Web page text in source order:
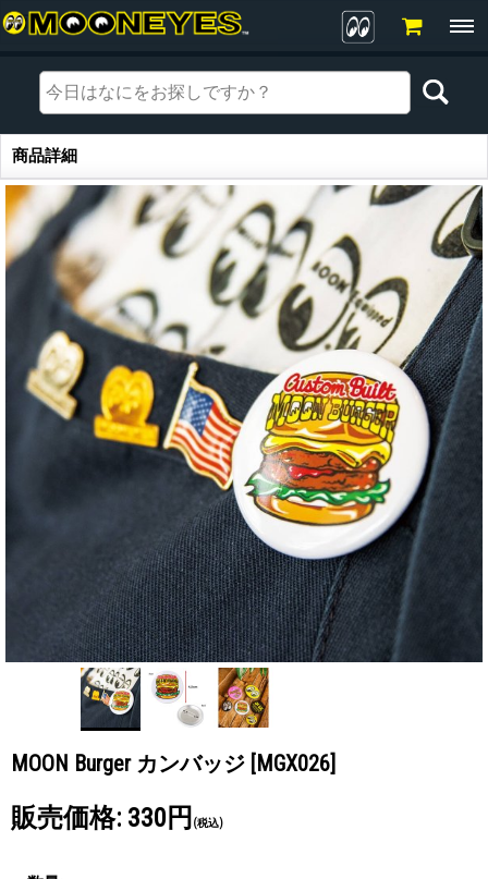
商品詳細
商品詳細
MOON Burger カンバッジ [MGX026]
販売価格: 330円 (税込)